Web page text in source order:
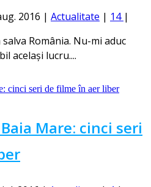
2016 | Actualitate | 14 |
România. Nu-mi aduc
același lucru....
Mare: cinci seri